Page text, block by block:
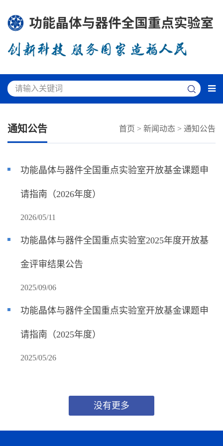
通知公告 首页 > 新闻动态 > 通知公告
2026/05/11
功能晶体与器件全国重点实验室开放基金课题申
请指南（2026年度）
2025/09/06
功能晶体与器件全国重点实验室2025年度开放基
金评审结果公告
2025/05/26
功能晶体与器件全国重点实验室开放基金课题申
请指南（2025年度）
没有更多